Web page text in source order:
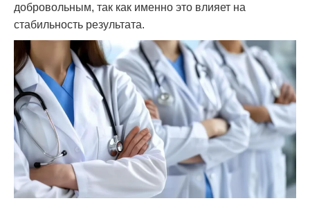
добровольным, так как именно это влияет на
стабильность результата.